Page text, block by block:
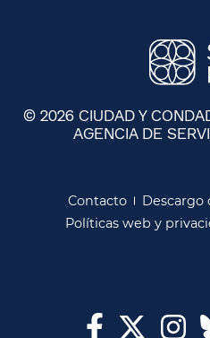
© 2026 CIUDAD Y
AGENCIA DE
Contacto​​
Descargo
Políticas web y